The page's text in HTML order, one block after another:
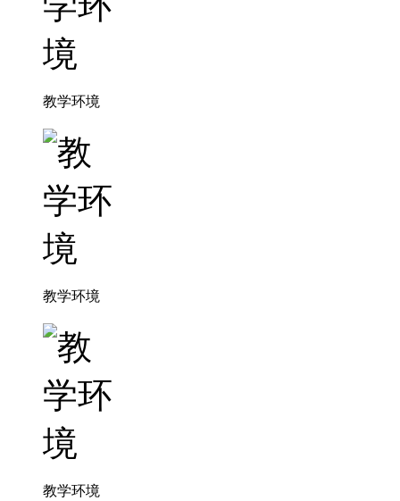
教学环境
教学环境
教学环境